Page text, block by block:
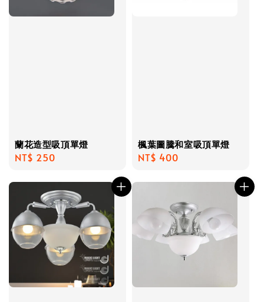
蘭花造型吸頂單燈
Regular
NT$ 250
楓葉圖騰和室吸頂單燈
Regular
NT$ 400